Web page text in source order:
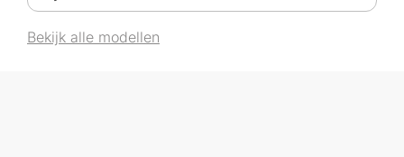
Bekijk alle modellen